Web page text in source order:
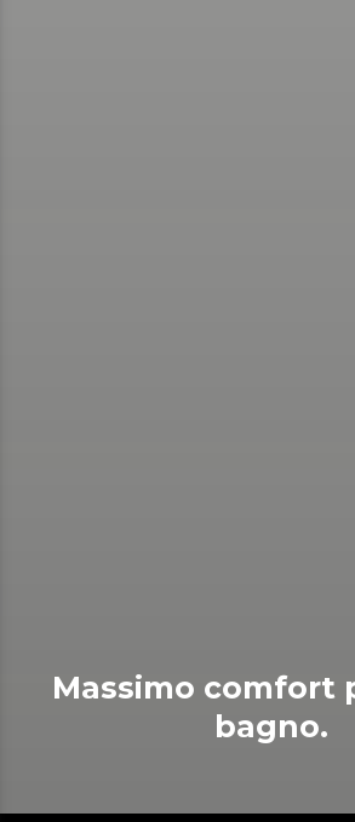
Massimo comfort
bagno.